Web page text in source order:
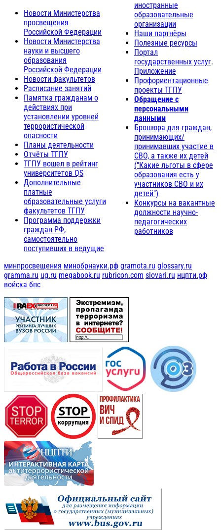
Новости Министерства
просвещения
Российской Федерации
Новости Министерства
науки и высшего
образования
Российской Федерации
Новости факультетов
Расписание занятий
Памятка гражданам о
действиях при
установлении уровней
террористической
опасности
Планы деятельности
Отчёты ТГПУ
ТГПУ вошел в рейтинг
университетов QS
Дополнительные
платные
образовательные услуги
факультетов ТГПУ
Программа поддержки
граждан РФ,
самостоятельно
поступивших в ведущие
иностранные
образовательные
организации
Наши партнёры
Полезные ресурсы
Портал
государственных услуг.
Приложение
Профориентационные
проекты ТГПУ
Обращение с
персональными
данными
Брошюра для граждан,
принимающих/
принимавших участие в
СВО, а также их детей
("Какие льготы в сфере
образования есть у
участников СВО и их
детей")
Конкурсы на вакантные
должности научно-
педагогических
работников
минпросвещения минобрнауки.рф gramota.ru glossary.ru
gramma.ru ug.ru megabook.ru rubricon.com slovari.ru нцпти.рф
войска бпс